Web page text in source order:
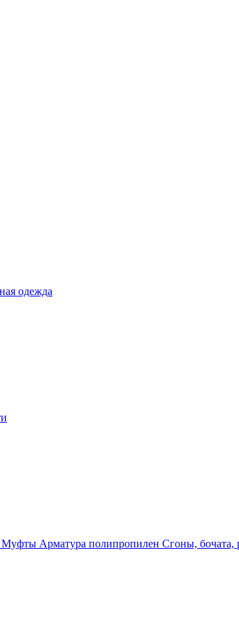
одежда
Муфты Арматура полипропилен Сгоны, бочата,